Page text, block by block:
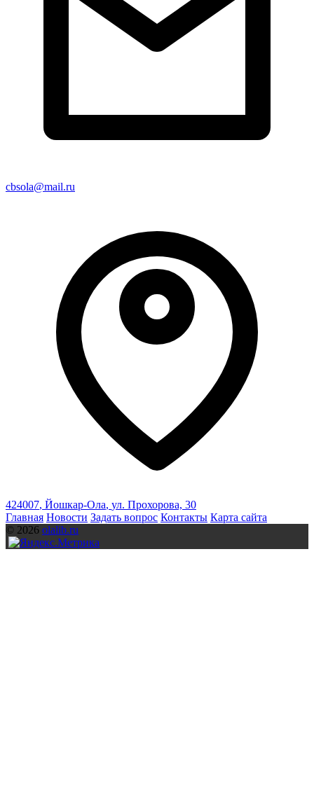
cbsola@mail.ru
424007, Йошкар-Ола, ул. Прохорова, 30
Главная Новости Задать вопрос Контакты Карта сайта
© 2026 olalib.ru